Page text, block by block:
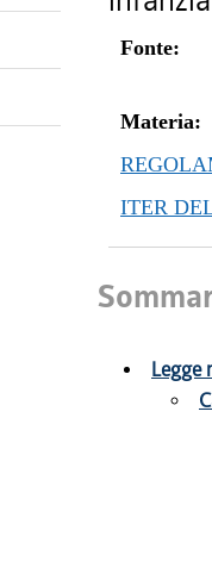
Fonte:
Materia:
ITER
Legge